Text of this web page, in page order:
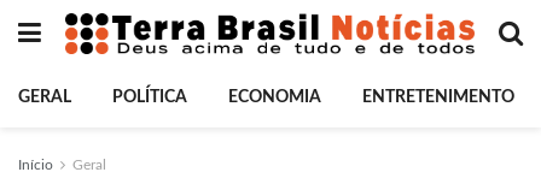
GERAL POLÍTICA ECONOMIA ENTRETENIMENTO
Início Geral